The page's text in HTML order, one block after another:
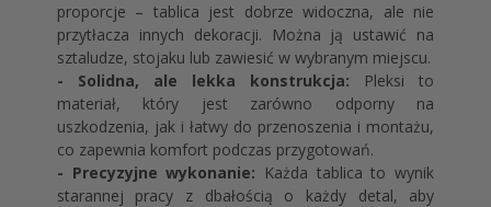
proporcje – tablica jest dobrze widoczna, ale nie
przytłacza innych dekoracji. Można ją ustawić na
sztaludze, stojaku lub zawiesić w wybranym miejscu.
- Solidna, ale lekka konstrukcja: Pleksi to
materiał, który jest zarówno odporny na
uszkodzenia, jak i łatwy do przenoszenia i montażu,
co zapewnia komfort podczas przygotowań.
- Precyzyjne wykonanie: Każda tablica to wynik
starannej pracy z dbałością o każdy detal, aby